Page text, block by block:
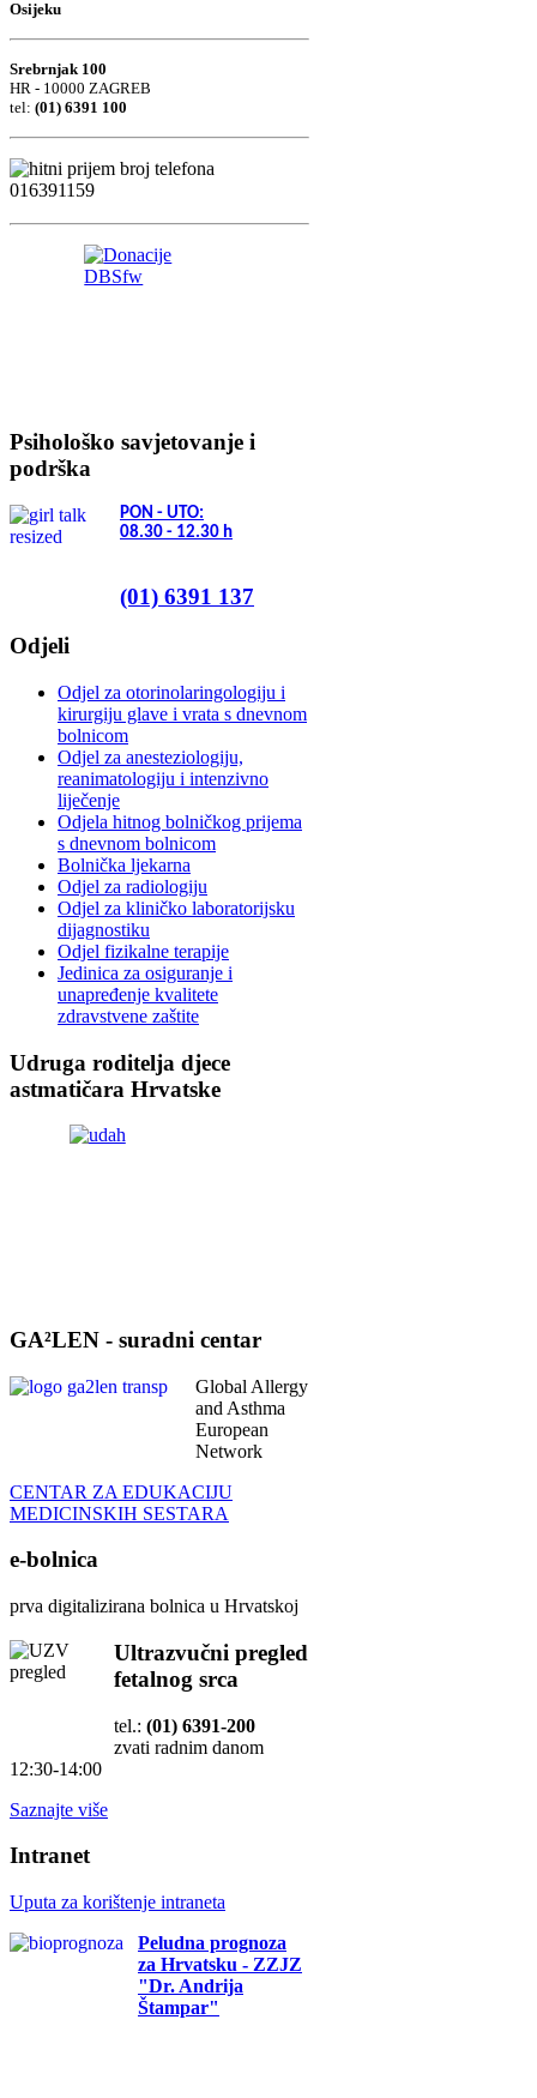
Osijeku
Srebrnjak 100
HR - 10000 ZAGREB
tel: (01) 6391 100
Psihološko savjetovanje i
podrška
PON - UTO:
08.30 - 12.30 h
(01) 6391 137
Odjeli
Odjel za otorinolaringologiju i
kirurgiju glave i vrata s dnevnom
bolnicom
Odjel za anesteziologiju,
reanimatologiju i intenzivno
liječenje
Odjela hitnog bolničkog prijema
s dnevnom bolnicom
Bolnička ljekarna
Odjel za radiologiju
Odjel za kliničko laboratorijsku
dijagnostiku
Odjel fizikalne terapije
Jedinica za osiguranje i
unapređenje kvalitete
zdravstvene zaštite
Udruga roditelja djece
astmatičara Hrvatske
GA²LEN - suradni centar
Global Allergy
and Asthma
European
Network
CENTAR ZA EDUKACIJU
MEDICINSKIH SESTARA
e-bolnica
prva digitalizirana bolnica u Hrvatskoj
Ultrazvučni pregled
fetalnog srca
tel.: (01) 6391-200
zvati radnim danom
12:30-14:00
Saznajte više
Intranet
Uputa za korištenje intraneta
Peludna prognoza
za Hrvatsku - ZZJZ
"Dr. Andrija
Štampar"